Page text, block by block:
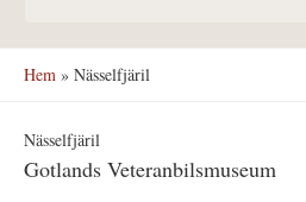
Hem » Nässelfjäril
Nässelfjäril
Gotlands Veteranbilsmuseum